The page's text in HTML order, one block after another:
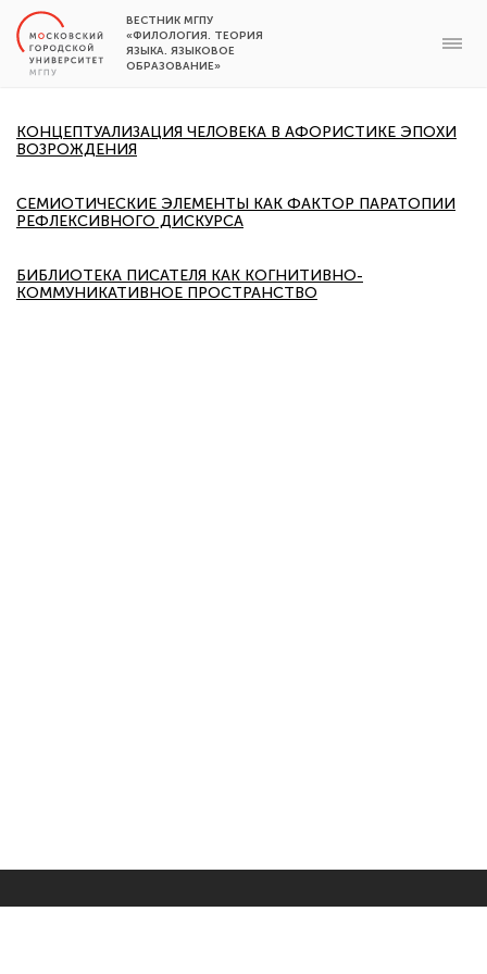
ВЕСТНИК МГПУ
«ФИЛОЛОГИЯ. ТЕОРИЯ
ЯЗЫКА. ЯЗЫКОВОЕ
ОБРАЗОВАНИЕ»
КОНЦЕПТУАЛИЗАЦИЯ ЧЕЛОВЕКА В АФОРИСТИКЕ ЭПОХИ
ВОЗРОЖДЕНИЯ
СЕМИОТИЧЕСКИЕ ЭЛЕМЕНТЫ КАК ФАКТОР ПАРАТОПИИ
РЕФЛЕКСИВНОГО ДИСКУРСА
БИБЛИОТЕКА ПИСАТЕЛЯ КАК КОГНИТИВНО-
КОММУНИКАТИВНОЕ ПРОСТРАНСТВО